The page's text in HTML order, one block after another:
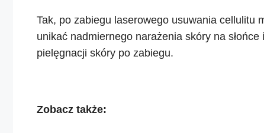
Tak, po zabiegu laserowego usuwania cellulitu
unikać nadmiernego narażenia skóry na
pielęgnacji skóry po zabiegu.
Zobacz także: